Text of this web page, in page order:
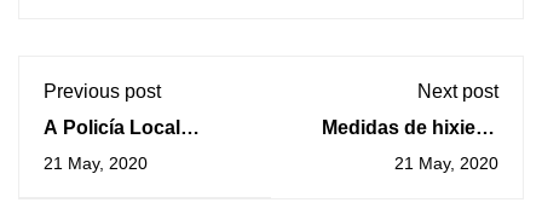
Previous post
A Policía Local
retomará o control da
21 May, 2020
Next post
Medidas de hixiene
durante a Fase II
21 May, 2020